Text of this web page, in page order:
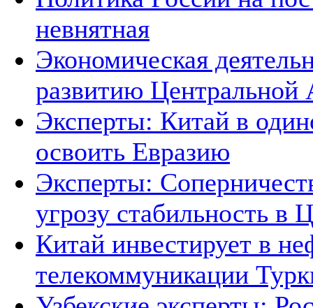
невнятная
Экономическая
развитию Центральной
Эксперты: Китай в
освоить Евразию
Эксперты:
угрозу стабильность в
Китай инвестирует в
телекоммуникации